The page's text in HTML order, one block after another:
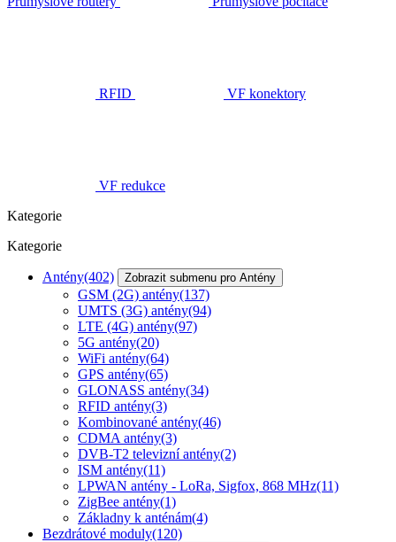
RFID VF konektory
VF redukce
Kategorie
Kategorie
Antény(402) Zobrazit submenu pro Antény
GSM (2G) antény(137)
UMTS (3G) antény(94)
LTE (4G) antény(97)
5G antény(20)
WiFi antény(64)
GPS antény(65)
GLONASS antény(34)
RFID antény(3)
Kombinované antény(46)
CDMA antény(3)
DVB-T2 televizní antény(2)
ISM antény(11)
LPWAN antény - LoRa, Sigfox, 868 MHz(11)
ZigBee antény(1)
Základny k anténám(4)
Bezdrátové moduly(120)